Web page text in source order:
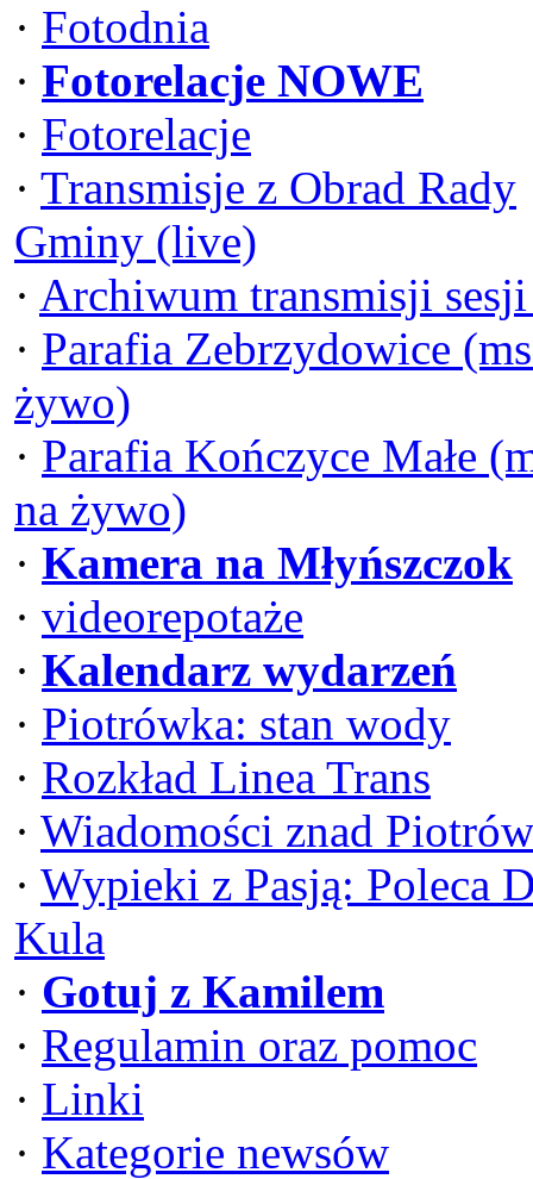
· Fotodnia
· Fotorelacje NOWE
· Fotorelacje
· Transmisje z Obrad Rady
Gminy (live)
· Archiwum transmisji
· Parafia Zebrzydowice
żywo)
· Parafia Kończyce Małe
na żywo)
· Kamera na Młyńszczok
· videorepotaże
· Kalendarz wydarzeń
· Piotrówka: stan wody
· Rozkład Linea Trans
· Wiadomości znad
· Wypieki z Pasją: Poleca
Kula
· Gotuj z Kamilem
· Regulamin oraz pomoc
· Linki
· Kategorie newsów